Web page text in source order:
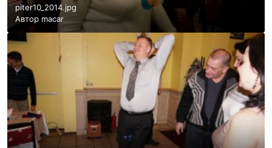
piter10_2014.jpg
Автор macar